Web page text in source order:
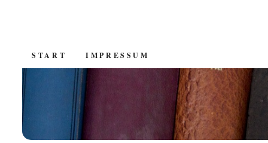
SKIP
CONTENT
START IMPRESSUM